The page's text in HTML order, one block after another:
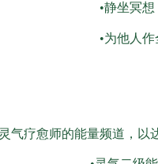
•静坐冥想
•为他人
气疗愈师的能量频道，